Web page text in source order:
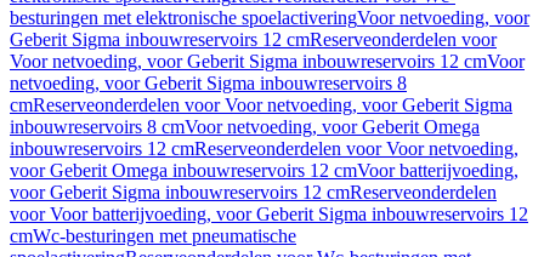
besturingen met elektronische spoelactiveringVoor netvoeding, voor
Geberit Sigma inbouwreservoirs 12 cmReserveonderdelen voor
Voor netvoeding, voor Geberit Sigma inbouwreservoirs 12 cmVoor
netvoeding, voor Geberit Sigma inbouwreservoirs 8
cmReserveonderdelen voor Voor netvoeding, voor Geberit Sigma
inbouwreservoirs 8 cmVoor netvoeding, voor Geberit Omega
inbouwreservoirs 12 cmReserveonderdelen voor Voor netvoeding,
voor Geberit Omega inbouwreservoirs 12 cmVoor batterijvoeding,
voor Geberit Sigma inbouwreservoirs 12 cmReserveonderdelen
voor Voor batterijvoeding, voor Geberit Sigma inbouwreservoirs 12
cmWc-besturingen met pneumatische